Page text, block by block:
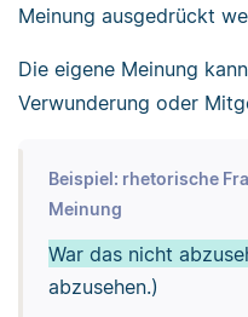
Meinung ausgedrückt
Die eigene Meinung
Verwunderung oder
Beispiel: rhetorische
Meinung
War das nicht
abzusehen.)